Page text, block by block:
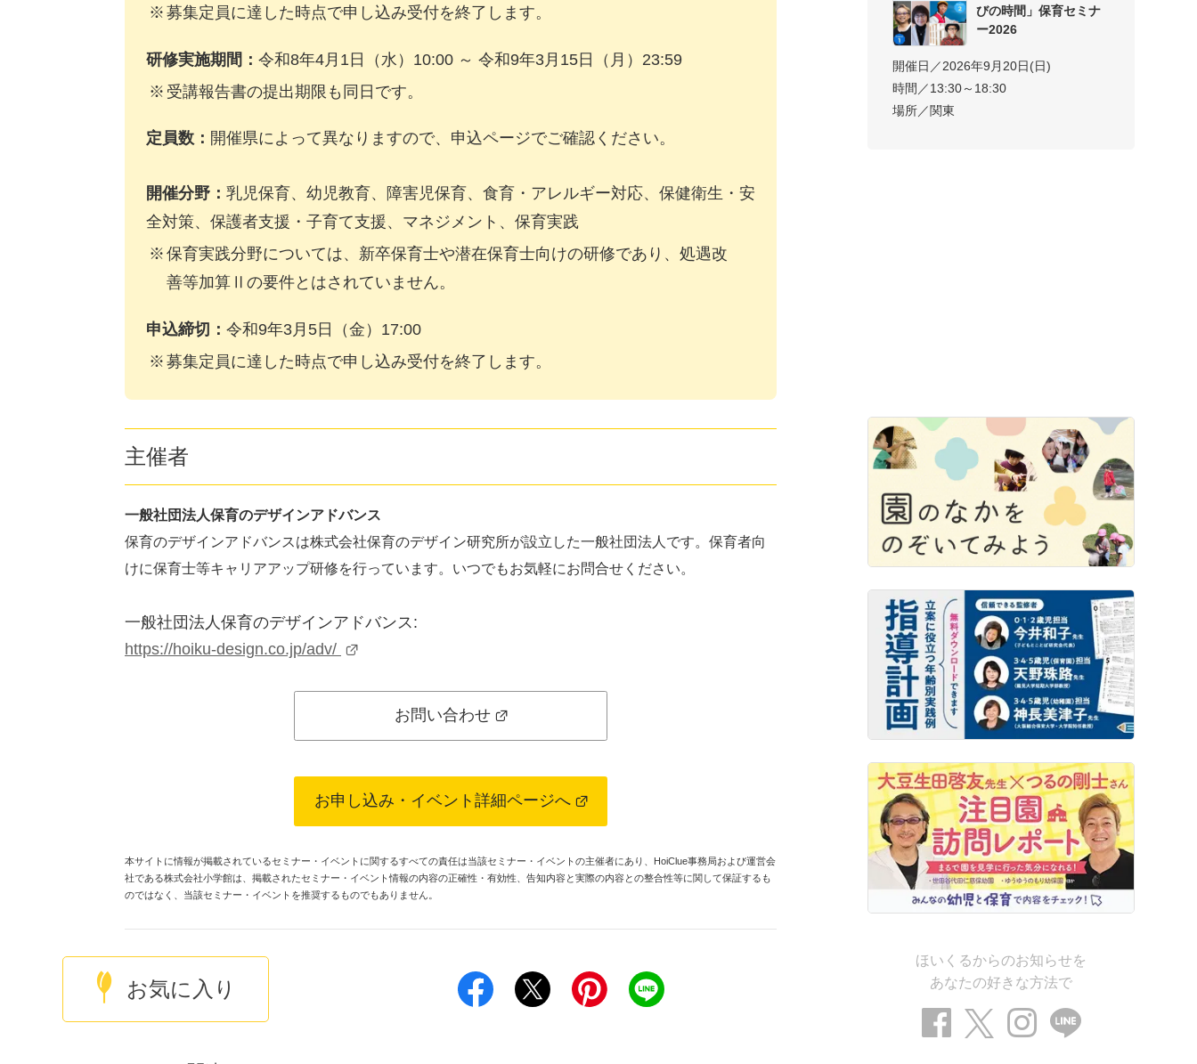
募集定員に達した時点で申し込み受付を終了します。
研修実施期間： 令和8年4月1日（水）10:00 ～ 令和9年3月15日（月）23:59
受講報告書の提出期限も同日です。
定員数： 開催県によって異なりますので、申込ページでご確認ください。
開催分野： 乳児保育、幼児教育、障害児保育、食育・アレルギー対応、保健衛生・安
全対策、保護者支援・子育て支援、マネジメント、保育実践
保育実践分野については、新卒保育士や潜在保育士向けの研修であり、処遇改
善等加算Ⅱの要件とはされていません。
申込締切： 令和9年3月5日（金）17:00
募集定員に達した時点で申し込み受付を終了します。
主催者
一般社団法人保育のデザインアドバンス
保育のデザインアドバンスは株式会社保育のデザイン研究所が設立した一般社団法人です。保育者向
けに保育士等キャリアアップ研修を行っています。いつでもお気軽にお問合せください。
一般社団法人保育のデザインアドバンス:
https://hoiku-design.co.jp/adv/
お問い合わせ
お申し込み・イベント詳細ページへ
本サイトに情報が掲載されているセミナー・イベントに関するすべての責任は当該セミナー・イベントの主催者にあり、HoiClue事務局および運営会
社である株式会社小学館は、掲載されたセミナー・イベント情報の内容の正確性・有効性、告知内容と実際の内容との整合性等に関して保証するも
のではなく、当該セミナー・イベントを推奨するものでもありません。
お気に入り
びの時間」保育セミナ
ー2026
開催日／2026年9月20日(日)
時間／13:30～18:30
場所／関東
ほいくるからのお知らせを
あなたの好きな方法で